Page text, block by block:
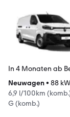
In 4 Monaten ab
Neuwagen• 88
6,9 l/100km
G (komb.)